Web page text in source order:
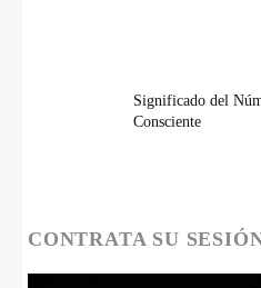
Significado del
Consciente
CONTRATA SU